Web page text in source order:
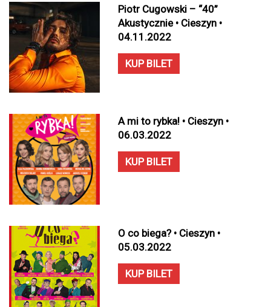
Piotr Cugowski – “40”
Akustycznie • Cieszyn •
04.11.2022
KUP BILET
A mi to rybka! • Cieszyn •
06.03.2022
KUP BILET
O co biega? • Cieszyn •
05.03.2022
KUP BILET